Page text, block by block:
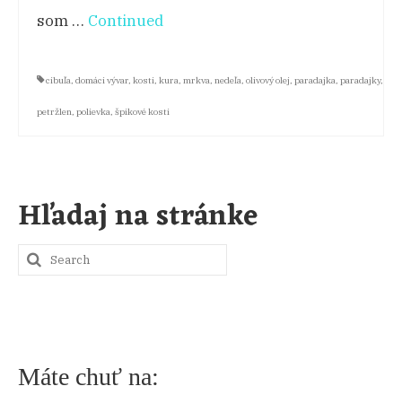
som … Continued
cibuľa, domáci vývar, kosti, kura, mrkva, nedeľa, olivový olej, paradajka, paradajky,
petržlen, polievka, špikové kosti
Hľadaj na stránke
S
c
Máte chuť na: